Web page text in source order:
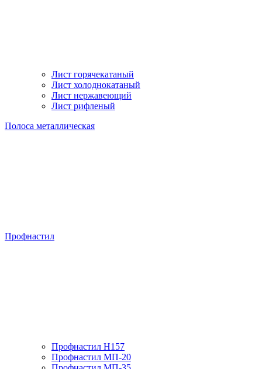
Лист горячекатаный
Лист холоднокатаный
Лист нержавеющий
Лист рифленый
Полоса металлическая
Профнастил
Профнастил H157
Профнастил МП-20